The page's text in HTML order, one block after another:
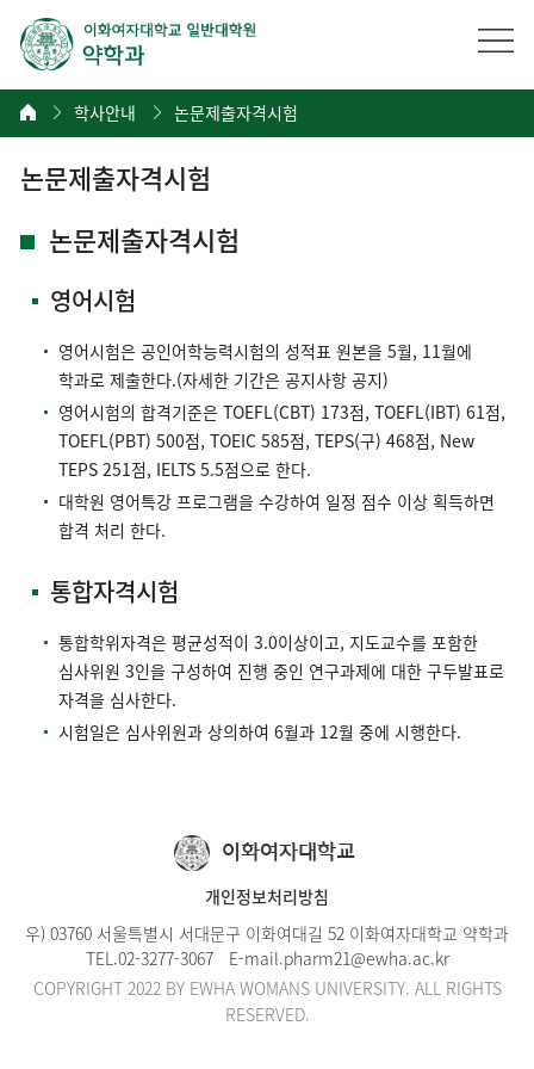
학사안내 논문제출자격시험
논문제출자격시험
논문제출자격시험
영어시험
영어시험은 공인어학능력시험의 성적표 원본을 5월, 11월에
학과로 제출한다.(자세한 기간은 공지사항 공지)
영어시험의 합격기준은 TOEFL(CBT) 173점, TOEFL(IBT) 61점,
TOEFL(PBT) 500점, TOEIC 585점, TEPS(구) 468점, New
TEPS 251점, IELTS 5.5점으로 한다.
대학원 영어특강 프로그램을 수강하여 일정 점수 이상 획득하면
합격 처리 한다.
통합자격시험
통합학위자격은 평균성적이 3.0이상이고, 지도교수를 포함한
심사위원 3인을 구성하여 진행 중인 연구과제에 대한 구두발표로
자격을 심사한다.
시험일은 심사위원과 상의하여 6월과 12월 중에 시행한다.
이화여자대학교
개인정보처리방침
우) 03760 서울특별시 서대문구 이화여대길 52 이화여자대학교 약학과
TEL.02-3277-3067 E-mail.pharm21@ewha.ac.kr
COPYRIGHT 2022 BY EWHA WOMANS UNIVERSITY. ALL RIGHTS
RESERVED.